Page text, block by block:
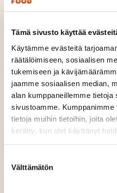
Tämä sivusto käyttää
Käytämme evästeitä
räätälöimiseen, sosiaalisen
tukemiseen ja
jaamme sosiaalisen median,
alan kumppaneillemme tietoja
sivustoamme. Kumppanimme
tietoja muihin tietoihin, joita
kerätty, kun olet käyttänyt
valinta
Välttämätön
044
Jaa
Jaa Facebookissa
Share on
Jaa
Lue